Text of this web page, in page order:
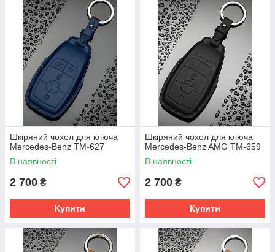
Шкіряний чохол для ключа
Mercedes-Benz TM-627
В наявності
2 700 ₴
Купити
Шкіряний чохол для ключа
Mercedes-Benz AMG TM-659
В наявності
2 700 ₴
Купити